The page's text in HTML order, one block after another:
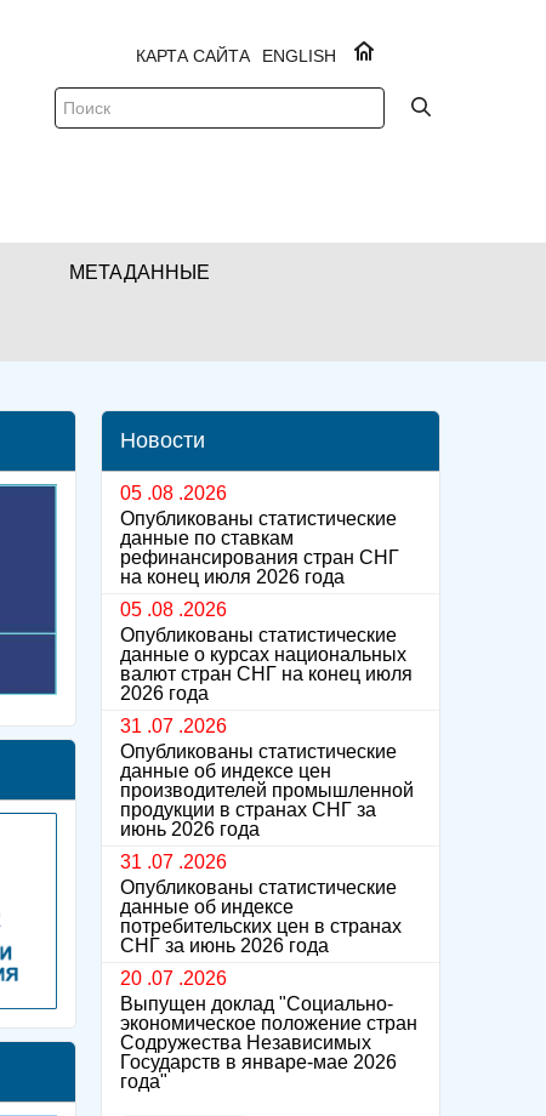
ENGLISH
КАРТА САЙТА
МЕТАДАННЫЕ
Новости
05 .08 .2026
Опубликованы статистические
данные по ставкам
рефинансирования стран СНГ
на конец июля 2026 года
05 .08 .2026
Опубликованы статистические
данные о курсах национальных
валют стран СНГ на конец июля
2026 года
31 .07 .2026
Опубликованы статистические
данные об индексе цен
производителей промышленной
продукции в странах СНГ за
июнь 2026 года
31 .07 .2026
Опубликованы статистические
данные об индексе
потребительских цен в странах
СНГ за июнь 2026 года
20 .07 .2026
Выпущен доклад "Социально-
экономическое положение стран
Содружества Независимых
Государств в январе-мае 2026
года"